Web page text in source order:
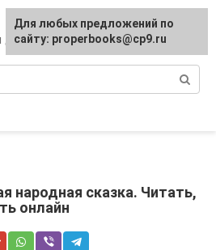
для дошкольников
народная сказка. Читать,
онлайн
Для любых предложений по
сайту: properbooks@cp9.ru